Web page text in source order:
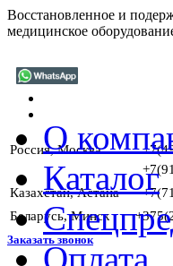
Восстановленное и
медицинское
Россия, Москва
Казахстан, Астана
Беларусь, Минск
Заказать звонок
О
Каталог